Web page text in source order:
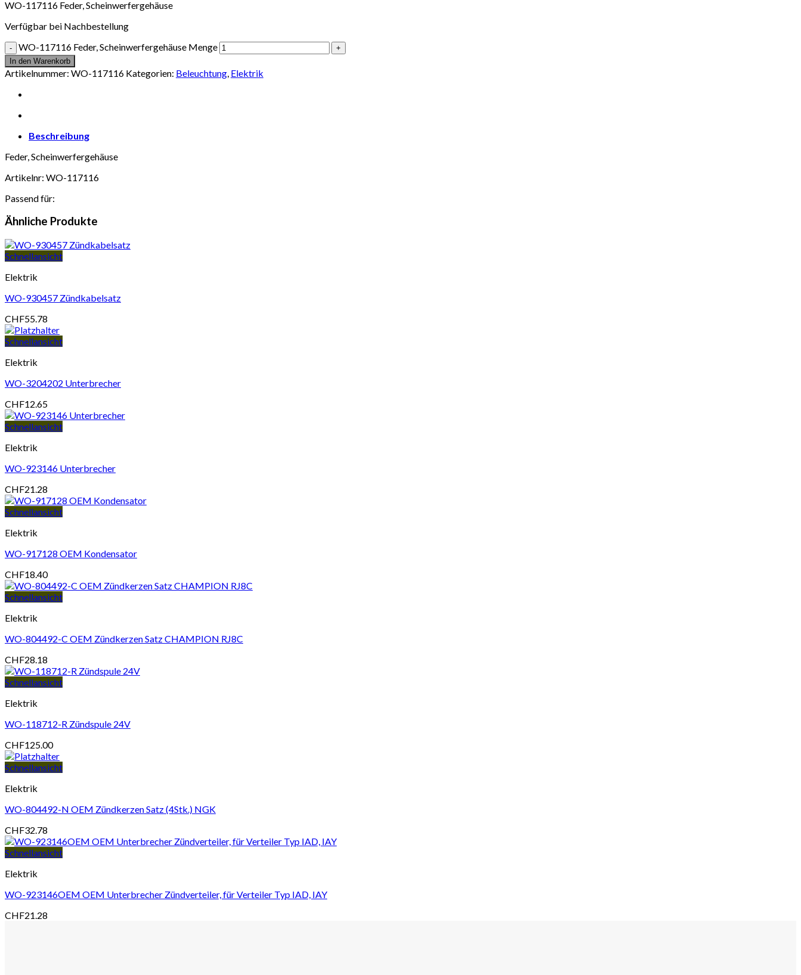
WO-117116 Feder, Scheinwerfergehäuse
Verfügbar bei Nachbestellung
WO-117116 Feder, Scheinwerfergehäuse Menge
In den Warenkorb
Artikelnummer: WO-117116 Kategorien: Beleuchtung Elektrik
Beschreibung
Feder, Scheinwerfergehäuse
Artikelnr: WO-117116
Passend für:
Ähnliche Produkte
Schnellansicht
Elektrik
WO-930457 Zündkabelsatz
CHF55.78
Schnellansicht
Elektrik
WO-3204202 Unterbrecher
CHF12.65
Schnellansicht
Elektrik
WO-923146 Unterbrecher
CHF21.28
Schnellansicht
Elektrik
WO-917128 OEM Kondensator
CHF18.40
Schnellansicht
Elektrik
WO-804492-C OEM Zündkerzen Satz CHAMPION RJ8C
CHF28.18
Schnellansicht
Elektrik
WO-118712-R Zündspule 24V
CHF125.00
Schnellansicht
Elektrik
WO-804492-N OEM Zündkerzen Satz (4Stk.) NGK
CHF32.78
Schnellansicht
Elektrik
WO-923146OEM OEM Unterbrecher Zündverteiler, für Verteiler Typ IAD, IAY
CHF21.28